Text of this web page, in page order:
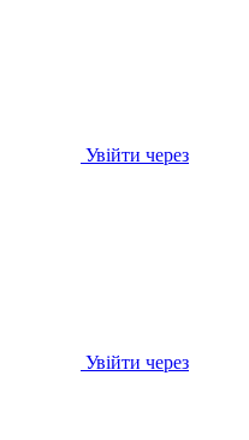
Увійти через
Увійти через